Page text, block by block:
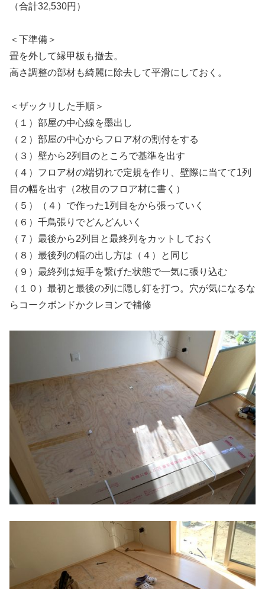
（合計32,530円）
＜下準備＞
畳を外して縁甲板も撤去。
高さ調整の部材も綺麗に除去して平滑にしておく。
＜ザックリした手順＞
（１）部屋の中心線を墨出し
（２）部屋の中心からフロア材の割付をする
（３）壁から2列目のところで基準を出す
（４）フロア材の端切れで定規を作り、壁際に当てて1列
目の幅を出す（2枚目のフロア材に書く）
（５）（４）で作った1列目をから張っていく
（６）千鳥張りでどんどんいく
（７）最後から2列目と最終列をカットしておく
（８）最後列の幅の出し方は（４）と同じ
（９）最終列は短手を繋げた状態で一気に張り込む
（１０）最初と最後の列に隠し釘を打つ。穴が気になるな
らコークボンドかクレヨンで補修